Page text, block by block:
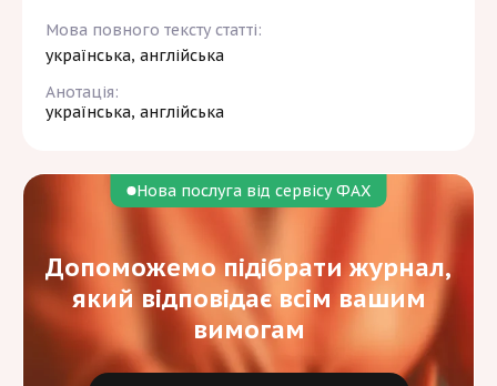
Мова повного тексту статті:
українська, англійська
Анотація:
українська, англійська
Нова послуга від сервісу ФАХ
Допоможемо підібрати журнал,
який відповідає всім вашим
вимогам